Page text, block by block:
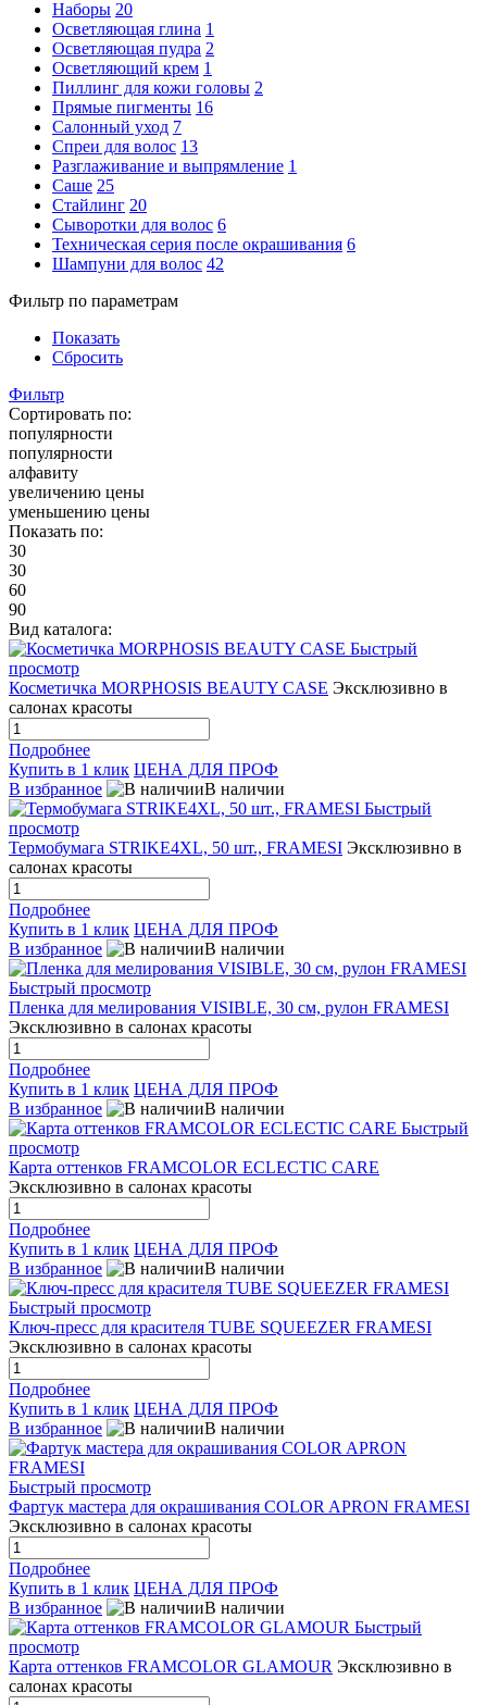
Наборы 20
Осветляющая глина 1
Осветляющая пудра 2
Осветляющий крем 1
Пиллинг для кожи головы 2
Прямые пигменты 16
Салонный уход 7
Спреи для волос 13
Разглаживание и выпрямление 1
Саше 25
Стайлинг 20
Сыворотки для волос 6
Техническая серия после окрашивания 6
Шампуни для волос 42
Фильтр по параметрам
Показать
Сбросить
Фильтр
Сортировать по:
популярности
популярности
алфавиту
увеличению цены
уменьшению цены
Показать по:
30
30
60
90
Вид каталога:
Быстрый
просмотр
Косметичка MORPHOSIS BEAUTY CASE Эксклюзивно в
салонах красоты
Подробнее
Купить в 1 клик ЦЕНА ДЛЯ ПРОФ
В избранное
В наличии
Быстрый
просмотр
Термобумага STRIKE4XL, 50 шт., FRAMESI Эксклюзивно в
салонах красоты
Подробнее
Купить в 1 клик ЦЕНА ДЛЯ ПРОФ
В избранное
В наличии
Быстрый просмотр
Пленка для мелирования VISIBLE, 30 см, рулон FRAMESI
Эксклюзивно в салонах красоты
Подробнее
Купить в 1 клик ЦЕНА ДЛЯ ПРОФ
В избранное
В наличии
Быстрый
просмотр
Карта оттенков FRAMCOLOR ECLECTIC CARE
Эксклюзивно в салонах красоты
Подробнее
Купить в 1 клик ЦЕНА ДЛЯ ПРОФ
В избранное
В наличии
Быстрый просмотр
Ключ-пресс для красителя TUBE SQUEEZER FRAMESI
Эксклюзивно в салонах красоты
Подробнее
Купить в 1 клик ЦЕНА ДЛЯ ПРОФ
В избранное
В наличии
Быстрый просмотр
Фартук мастера для окрашивания COLOR APRON FRAMESI
Эксклюзивно в салонах красоты
Подробнее
Купить в 1 клик ЦЕНА ДЛЯ ПРОФ
В избранное
В наличии
Быстрый
просмотр
Карта оттенков FRAMCOLOR GLAMOUR Эксклюзивно в
салонах красоты